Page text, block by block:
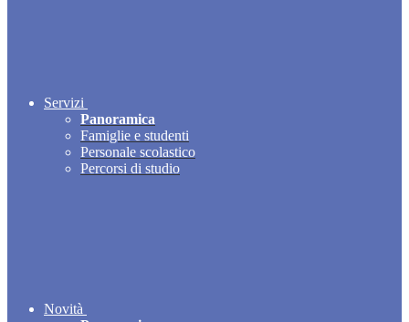
Servizi
Panoramica
Famiglie e studenti
Personale scolastico
Percorsi di studio
Novità